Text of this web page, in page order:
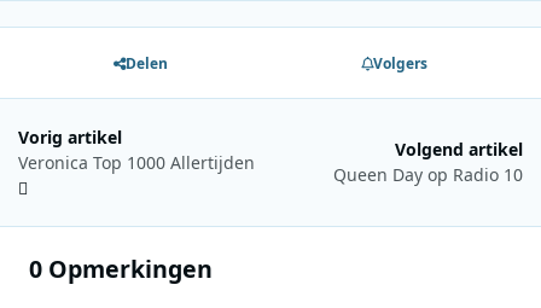
Delen Volgers
Vorig artikel
Veronica Top 1000 Allertijden
Volgend artikel
Queen Day op Radio 10
0 Opmerkingen